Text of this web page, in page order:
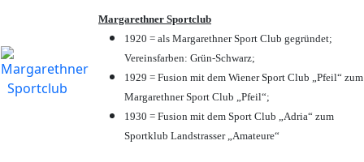
Margarethner Sportclub
1920 = als Margarethner Sport Club gegründet;
Vereinsfarben: Grün-Schwarz;
1929 = Fusion mit dem Wiener Sport Club „Pfeil“ zum
Margarethner Sport Club „Pfeil“;
1930 = Fusion mit dem Sport Club „Adria“ zum
Sportklub Landstrasser „Amateure“